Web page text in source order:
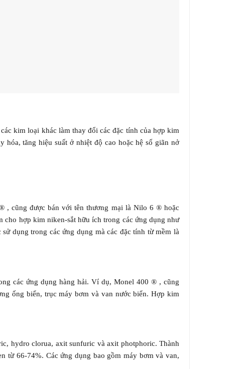
kim loại khác làm thay đổi các đặc tính của hợp kim
hóa, tăng hiệu suất ở nhiệt độ cao hoặc hệ số giãn nở
, cũng được bán với tên thương mại là Nilo 6 ® hoặc
cho hợp kim niken-sắt hữu ích trong các ứng dụng như
dụng trong các ứng dụng mà các đặc tính từ mềm là
các ứng dụng hàng hải. Ví dụ, Monel 400 ® , cũng
ống biển, trục máy bơm và van nước biển. Hợp kim
hydro clorua, axit sunfuric và axit photphoric. Thành
từ 66-74%. Các ứng dụng bao gồm máy bơm và van,